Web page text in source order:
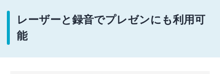
レーザーと録音でプレゼンにも利用可
能